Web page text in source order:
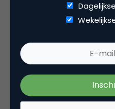
Mathieu
Over
Dit artikel is